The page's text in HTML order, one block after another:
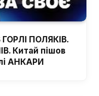
ПОЛЯКІВ.
Китай пішов
АНКАРИ